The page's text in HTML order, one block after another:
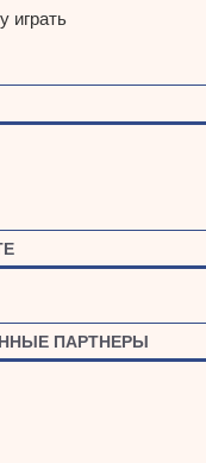
играть
ПАРТНЕРЫ